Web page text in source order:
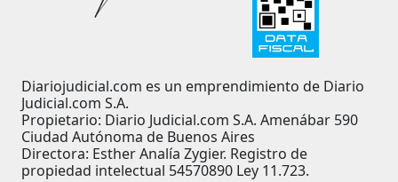
Diariojudicial.com es un emprendimiento de Diario
Judicial.com S.A.
Propietario: Diario Judicial.com S.A. Amenábar 590
Ciudad Autónoma de Buenos Aires
Directora: Esther Analía Zygier. Registro de
propiedad intelectual 54570890 Ley 11.723.